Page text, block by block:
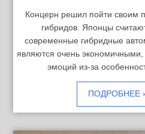
Концерн решил пойти своим
гибридов. Японцы
современные гибридные
являются очень экономичными,
эмоций из-за
ПОДРОБНЕЕ